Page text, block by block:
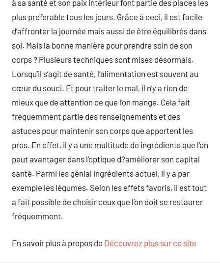
à sa santé et son paix intérieur font partie des places les
plus preferable tous les jours. Grâce à ceci, il est facile
d’affronter la journée mais aussi de être équilibrés dans
soi. Mais la bonne manière pour prendre soin de son
corps ? Plusieurs techniques sont mises désormais.
Lorsqu’il s’agit de santé, l’alimentation est souvent au
cœur du souci. Et pour traiter le mal, il n’y a rien de
mieux que de attention ce que l’on mange. Cela fait
fréquemment partie des renseignements et des
astuces pour maintenir son corps que apportent les
pros. En effet, il y a une multitude de ingrédients que l’on
peut avantager dans l’optique d?améliorer son capital
santé. Parmi les génial ingrédients actuel, il y a par
exemple les légumes. Selon les effets favoris, il est tout
a fait possible de choisir ceux que l’on doit se restaurer
fréquemment.
En savoir plus à propos de Découvrez plus sur ce site